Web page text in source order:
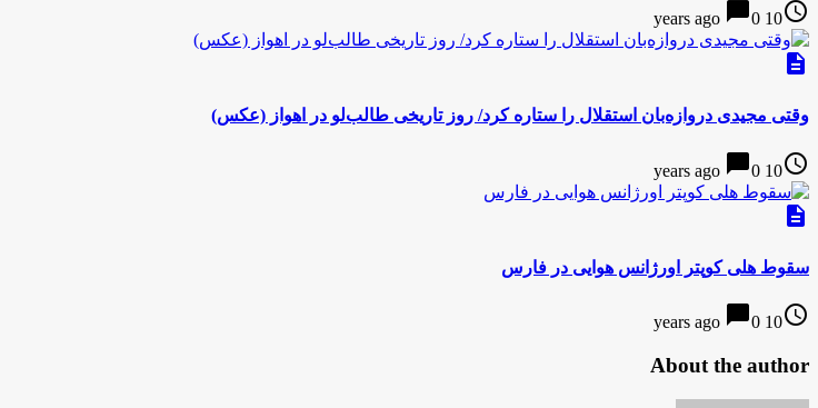
access_time
10 years ago
chat_bubble0
description
وقتی مجیدی دروازه‌بان استقلال را ستاره کرد/ روز تاریخی طالب‌لو در اهواز (عکس)
access_time
10 years ago
chat_bubble0
description
سقوط هلی کوپتر اورژانس هوایی در فارس
access_time
10 years ago
chat_bubble0
About the author